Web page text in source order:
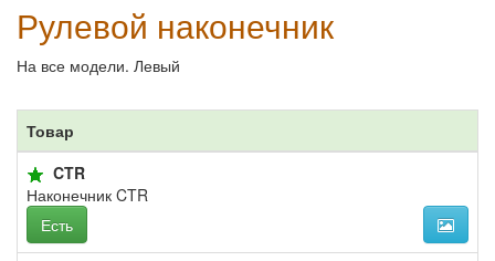
Рулевой наконечник
На все модели. Левый
Товар
CTR
Наконечник CTR
Есть